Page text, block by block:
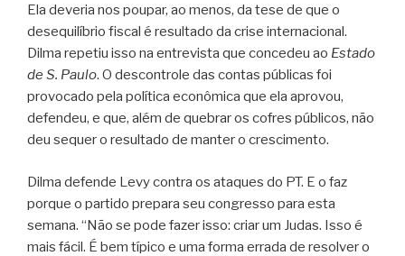
Ela deveria nos poupar, ao menos, da tese de que o
desequilíbrio fiscal é resultado da crise internacional.
Dilma repetiu isso na entrevista que concedeu ao Estado
de S. Paulo. O descontrole das contas públicas foi
provocado pela política econômica que ela aprovou,
defendeu, e que, além de quebrar os cofres públicos, não
deu sequer o resultado de manter o crescimento.
Dilma defende Levy contra os ataques do PT. E o faz
porque o partido prepara seu congresso para esta
semana. “Não se pode fazer isso: criar um Judas. Isso é
mais fácil. É bem típico e uma forma errada de resolver o